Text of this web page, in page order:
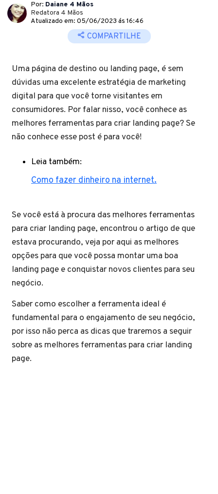
Por: Daiane 4 Mãos
Redatora 4 Mãos
Atualizado em: 05/06/2023 ás 16:46
COMPARTILHE
Uma página de destino ou landing page, é sem
dúvidas uma excelente estratégia de marketing
digital para que você torne visitantes em
consumidores. Por falar nisso, você conhece as
melhores ferramentas para criar landing page? Se
não conhece esse post é para você!
Leia também:
Como fazer dinheiro na internet.
Se você está à procura das melhores ferramentas
para criar landing page, encontrou o artigo de que
estava procurando, veja por aqui as melhores
opções para que você possa montar uma boa
landing page e conquistar novos clientes para seu
negócio.
Saber como escolher a ferramenta ideal é
fundamental para o engajamento de seu negócio,
por isso não perca as dicas que traremos a seguir
sobre as melhores ferramentas para criar landing
page.